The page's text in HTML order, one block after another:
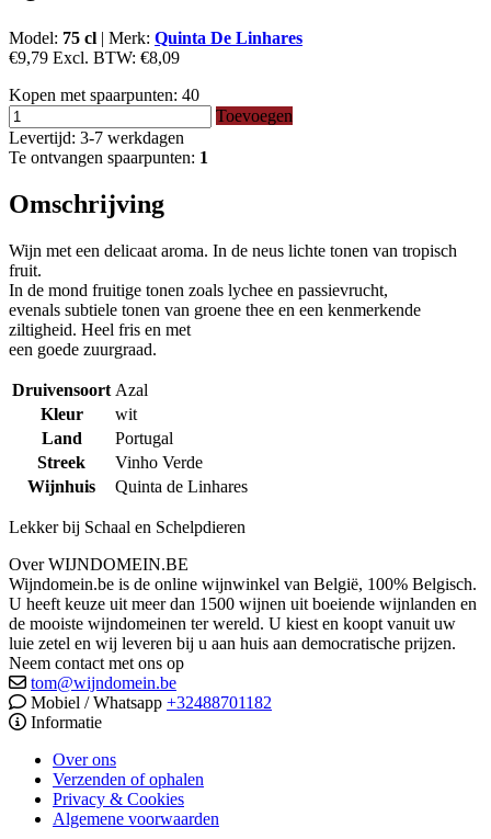
Model: 75 cl | Merk: Quinta De Linhares
€9,79 Excl. BTW: €8,09
Kopen met spaarpunten: 40
Toevoegen
Levertijd: 3-7 werkdagen
Te ontvangen spaarpunten: 1
Omschrijving
Wijn met een delicaat aroma. In de neus lichte tonen van tropisch
fruit.
In de mond fruitige tonen zoals lychee en passievrucht,
evenals subtiele tonen van groene thee en een kenmerkende
ziltigheid. Heel fris en met
een goede zuurgraad.
Druivensoort Azal
Kleur
wit
Land
Portugal
Streek
Vinho Verde
Wijnhuis
Quinta de Linhares
Lekker bij Schaal en Schelpdieren
Over WIJNDOMEIN.BE
Wijndomein.be is de online wijnwinkel van België, 100% Belgisch.
U heeft keuze uit meer dan 1500 wijnen uit boeiende wijnlanden en
de mooiste wijndomeinen ter wereld. U kiest en koopt vanuit uw
luie zetel en wij leveren bij u aan huis aan democratische prijzen.
Neem contact met ons op
tom@wijndomein.be
Mobiel / Whatsapp +32488701182
Informatie
Over ons
Verzenden of ophalen
Privacy & Cookies
Algemene voorwaarden